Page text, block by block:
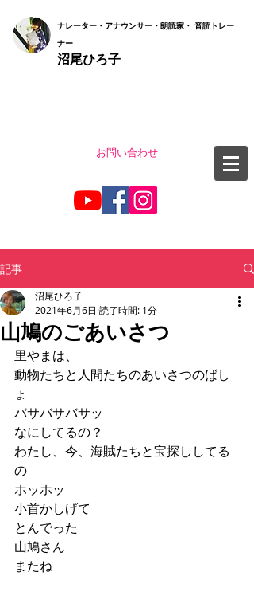
ナレーター・アナウンサー・朗読家・ 音読トレー
ナー
沼尾ひろ子
お問い合わせ
記事
山鳩のごあいさつ
沼尾ひろ子
2021年6月6日 読了時間: 1分
里やまは、
動物たちと人間たちのあいさつのばし
ょ
バサバサバサッ
なにしてるの？
わたし、今、海賊たちと宝探ししてる
の
ホッホッ
小首かしげて
とんでった
山鳩さん
またね